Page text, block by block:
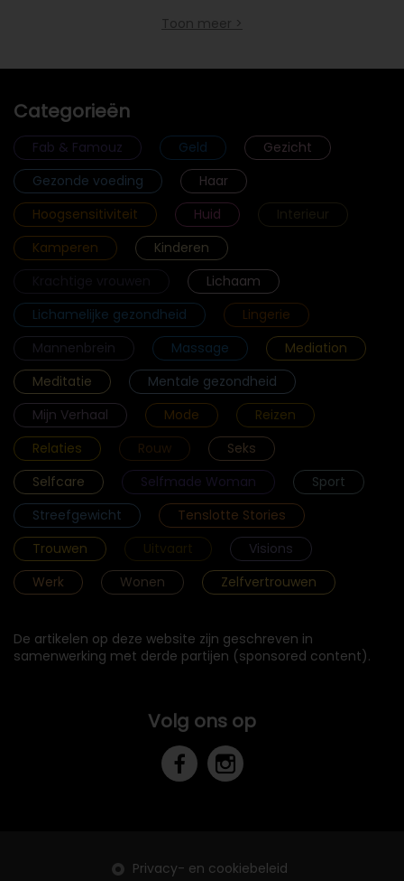
Toon meer >
Categorieën
Fab & Famouz Geld
Gezicht
Gezonde voeding
Haar
Hoogsensitiviteit
Huid
Interieur
Kamperen
Kinderen
Lichaam
Lichamelijke gezondheid
Lingerie
Mannenbrein
Massage
Mediation
Meditatie
Mentale gezondheid
Mijn Verhaal
Mode
Reizen
Relaties
Rouw
Seks
Selfcare
Selfmade Woman
Sport
Streefgewicht
Tenslotte Stories
Trouwen
Uitvaart
Visions
Werk
Wonen Zelfvertrouwen
De artikelen op deze website zijn geschreven in
samenwerking met derde partijen (sponsored content).
Volg ons op
Privacy- en cookiebeleid